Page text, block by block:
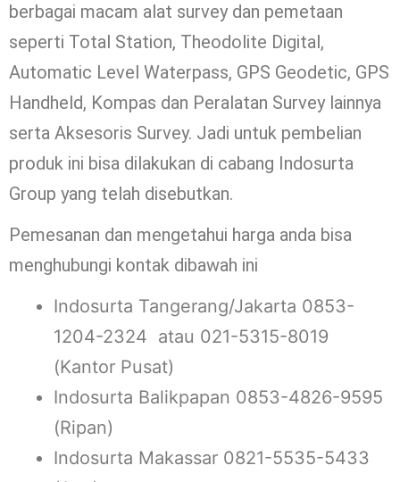
berbagai macam alat survey dan pemetaan
seperti Total Station, Theodolite Digital,
Automatic Level Waterpass, GPS Geodetic, GPS
Handheld, Kompas dan Peralatan Survey lainnya
serta Aksesoris Survey. Jadi untuk pembelian
produk ini bisa dilakukan di cabang Indosurta
Group yang telah disebutkan.
Pemesanan dan mengetahui harga anda bisa
menghubungi kontak dibawah ini
Indosurta Tangerang/Jakarta 0853-
1204-2324 atau 021-5315-8019
(Kantor Pusat)
Indosurta Balikpapan 0853-4826-9595
(Ripan)
Indosurta Makassar 0821-5535-5433